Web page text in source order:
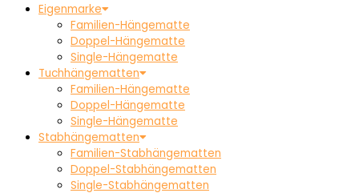
Eigenmarke
Familien-Hängematte
Doppel-Hängematte
Single-Hängematte
Tuchhängematten
Familien-Hängematte
Doppel-Hängematte
Single-Hängematte
Stabhängematten
Familien-Stabhängematten
Doppel-Stabhängematten
Single-Stabhängematten